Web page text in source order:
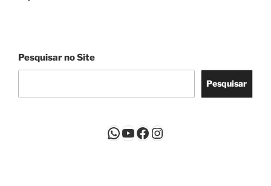
Pesquisar no Site
Pesquisar
WhatsApp
Youtube
Facebook
Instagram